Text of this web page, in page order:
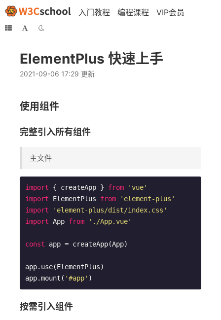
入门教程 编程课程 VIP会员
ElementPlus 快速上手
2021-09-06 17:29 更新
使用组件
完整引入所有组件
主文件
import { createApp } from
'vue'
import ElementPlus from
'element-plus'
import
'element-plus/dist/index.css'
import App from './App.vue'
const app = createApp(App)
app.use(ElementPlus)
app.mount( '#app' )
按需引入组件